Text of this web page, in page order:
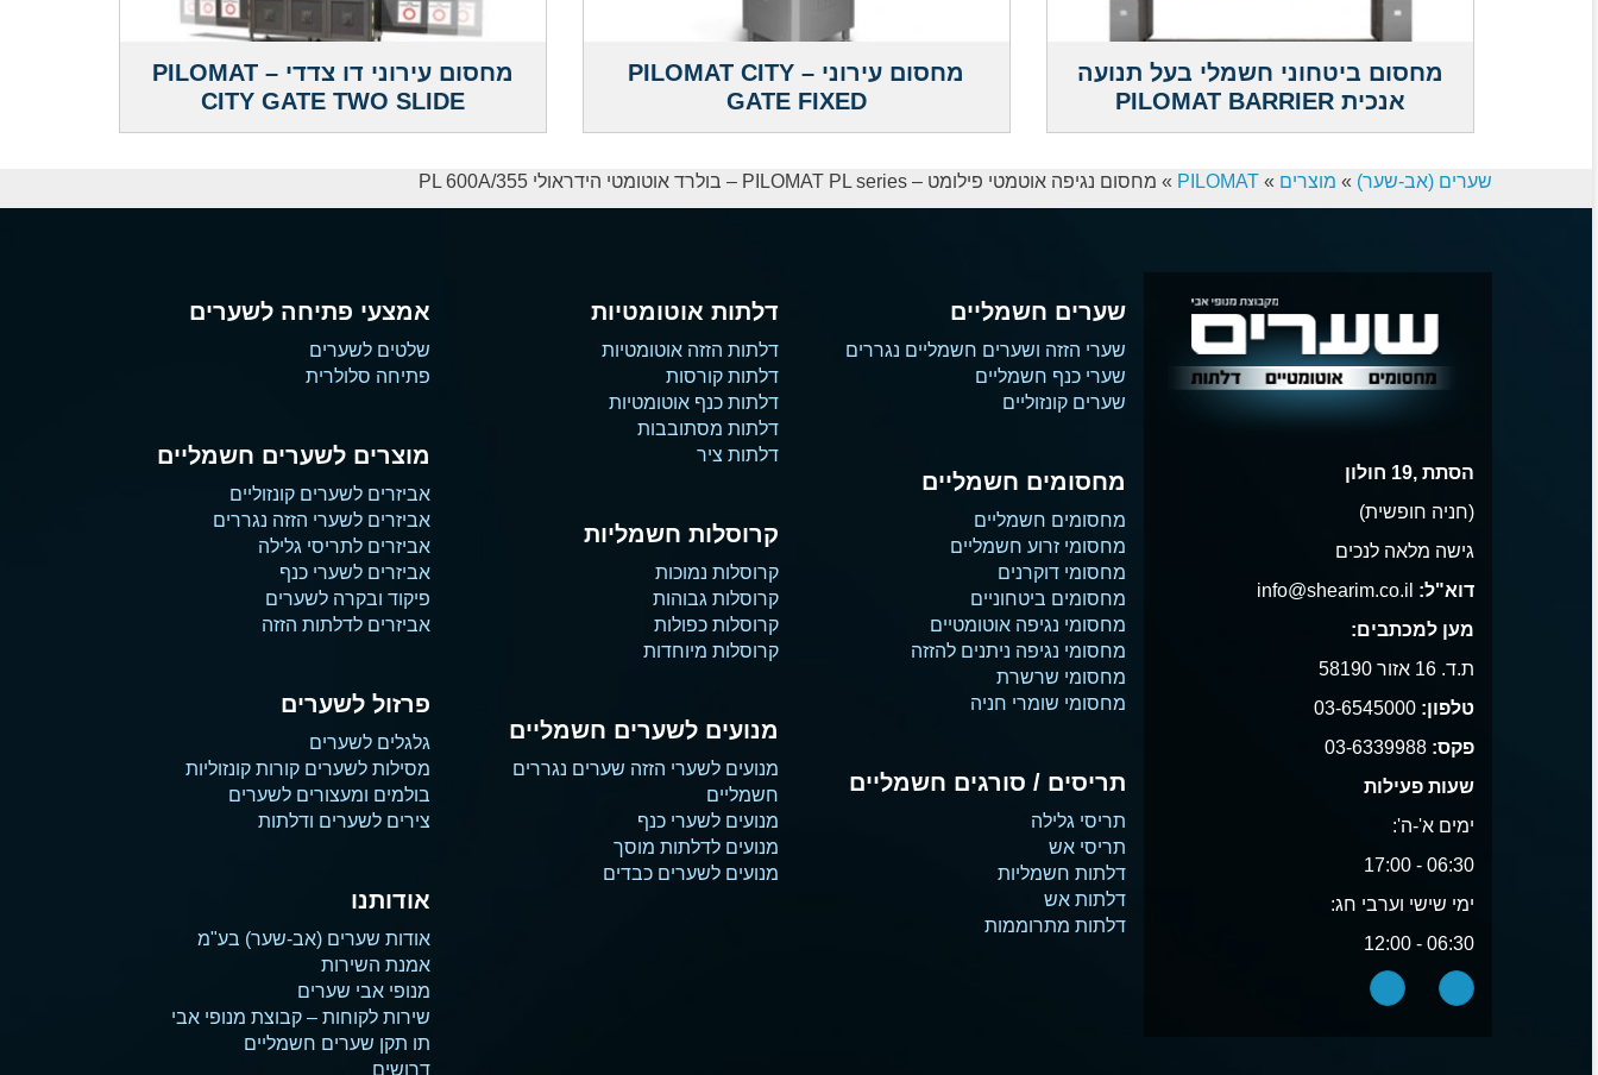
מחסום ביטחוני חשמלי בעל תנועה
אנכית PILOMAT BARRIER
מחסום עירוני – PILOMAT CITY
GATE FIXED
מחסום עירוני דו צדדי – PILOMAT
CITY GATE TWO SLIDE
שערים (אב-שער) » מוצרים »
PILOMAT
» מחסום נגיפה אוטמטי פילומט – PILOMAT PL series – בולרד אוטומטי הידראולי 355/PL 600A
הסתת ,19 חולון
(חניה חופשית)
גישה מלאה לנכים
דוא"ל:
מען למכתבים:
ת.ד. 16 אזור 58190
טלפון: 03-6545000
פקס: 03-6339988
שעות פעילות
ימים א'-ה':
06:30 - 17:00
ימי שישי וערבי חג:
06:30 - 12:00
שערים חשמליים
שערי הזזה ושערים חשמליים נגררים
שערי כנף חשמליים
שערים קונזוליים
מחסומים חשמליים
מחסומים חשמליים
מחסומי זרוע חשמליים
מחסומי דוקרנים
מחסומים ביטחוניים
מחסומי נגיפה אוטומטיים
מחסומי נגיפה ניתנים להזזה
מחסומי שרשרת
מחסומי שומרי חניה
תריסים / סורגים חשמליים
תריסי גלילה
תריסי אש
דלתות חשמליות
דלתות אש
דלתות מתרוממות
דלתות אוטומטיות
דלתות הזזה אוטומטיות
דלתות קורסות
דלתות כנף אוטומטיות
דלתות מסתובבות
דלתות ציר
קרוסלות חשמליות
קרוסלות נמוכות
קרוסלות גבוהות
קרוסלות כפולות
קרוסלות מיוחדות
מנועים לשערים חשמליים
מנועים לשערי הזזה שערים נגררים
חשמליים
מנועים לשערי כנף
מנועים לדלתות מוסך
מנועים לשערים כבדים
אמצעי פתיחה לשערים
שלטים לשערים
פתיחה סלולרית
מוצרים לשערים חשמליים
אביזרים לשערים קונזוליים
אביזרים לשערי הזזה נגררים
אביזרים לתריסי גלילה
אביזרים לשערי כנף
פיקוד ובקרה לשערים
אביזרים לדלתות הזזה
פרזול לשערים
גלגלים לשערים
מסילות לשערים קורות קונזוליות
בולמים ומעצורים לשערים
צירים לשערים ודלתות
אודותנו
אודות שערים (אב-שער) בע"מ
אמנת השירות
מנופי אבי שערים
שירות לקוחות – קבוצת מנופי אבי
תו תקן שערים חשמליים
דרושים